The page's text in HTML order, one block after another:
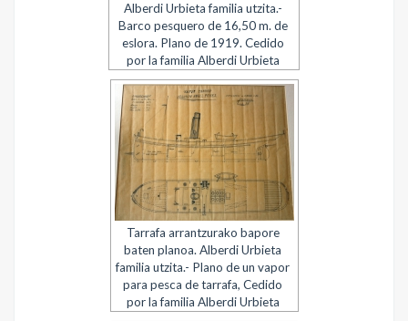
Alberdi Urbieta familia utzita.-
Barco pesquero de 16,50 m. de
eslora. Plano de 1919. Cedido
por la familia Alberdi Urbieta
Tarrafa arrantzurako bapore
baten planoa. Alberdi Urbieta
familia utzita.- Plano de un vapor
para pesca de tarrafa, Cedido
por la familia Alberdi Urbieta